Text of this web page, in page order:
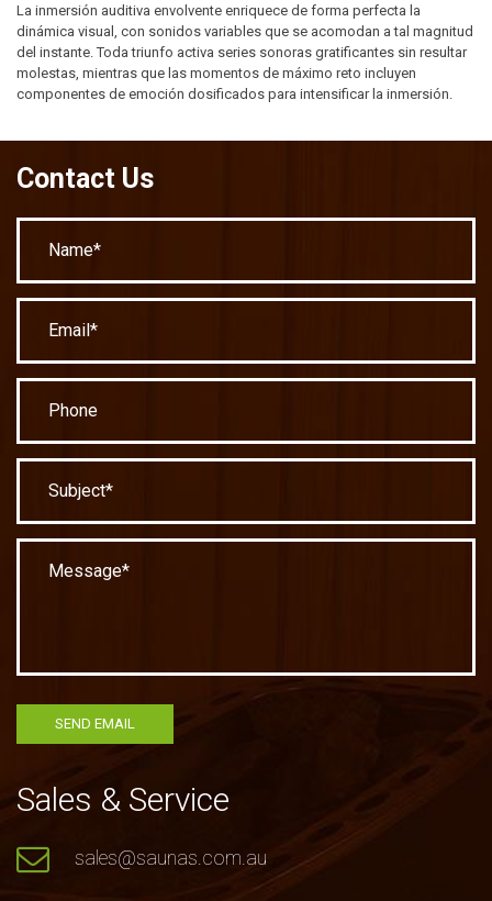
La inmersión auditiva envolvente enriquece de forma perfecta la
dinámica visual, con sonidos variables que se acomodan a tal magnitud
del instante. Toda triunfo activa series sonoras gratificantes sin resultar
molestas, mientras que las momentos de máximo reto incluyen
componentes de emoción dosificados para intensificar la inmersión.
Contact Us
Sales & Service
sales@saunas.com.au